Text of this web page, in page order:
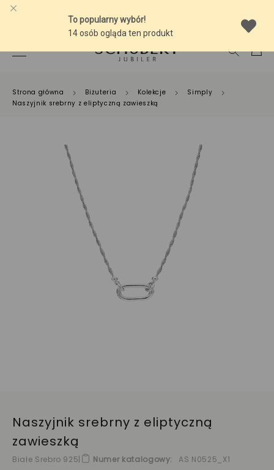
Strona główna Biżuteria Kolekcje
Simply
Naszyjnik srebrny z eliptyczną zawieszką
Naszyjnik srebrny z eliptyczną
zawieszką
Białe Srebro 925| Numer katalogowy AS N0525_X1